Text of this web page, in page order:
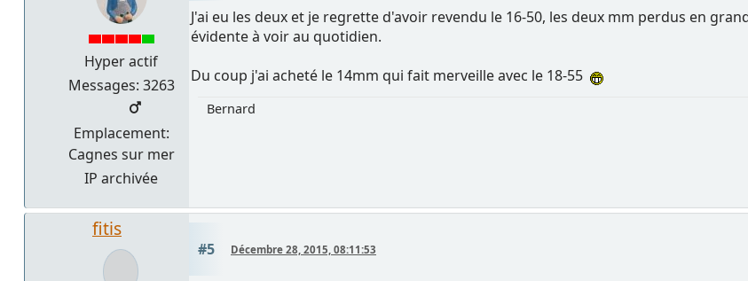
Hyper actif
Messages: 3263
Emplacement:
Cagnes sur mer
IP archivée
J'ai eu les deux et je regrette d'avoir revendu le 16-50, les deux mm perdus en
évidente à voir au quotidien.
Du coup j'ai acheté le 14mm qui fait merveille avec le 18-55
Bernard
fitis
#5 Décembre 28, 2015, 08:11:53